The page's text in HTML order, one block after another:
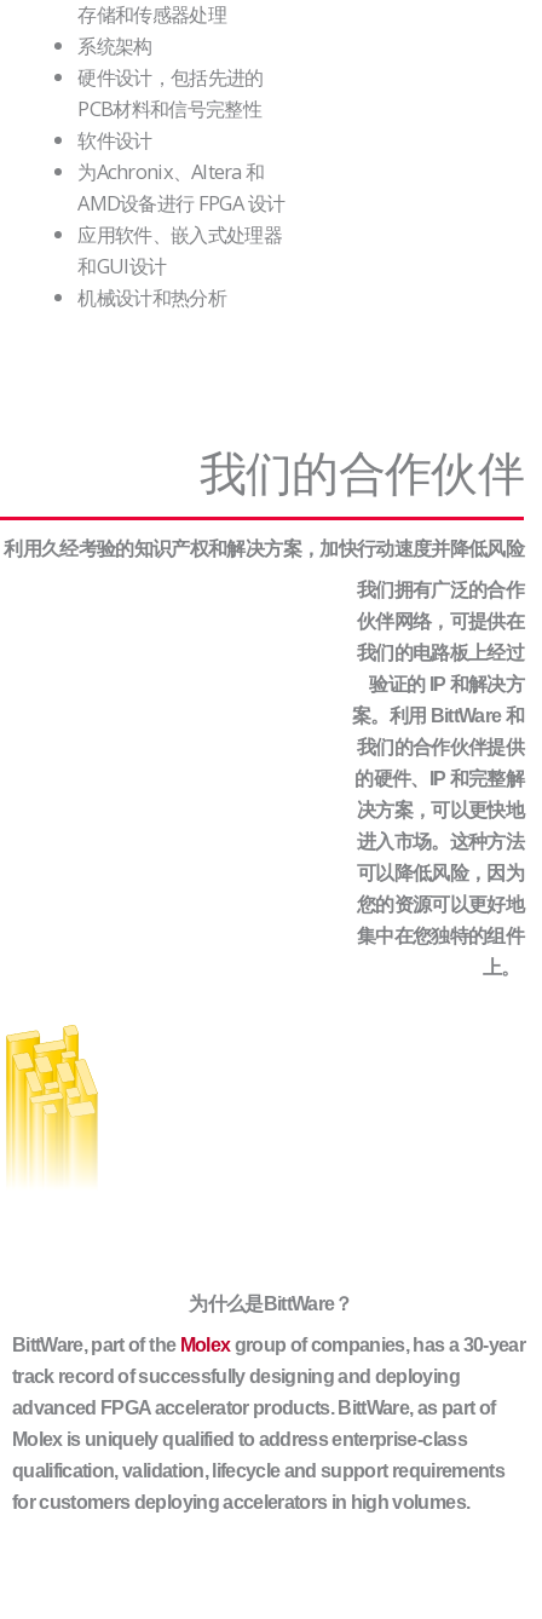
存储和传感器处理
系统架构
硬件设计，包括先进的
PCB材料和信号完整性
软件设计
为Achronix、Altera 和
AMD设备进行 FPGA 设计
应用软件、嵌入式处理器
和GUI设计
机械设计和热分析
我们的合作伙伴
利用久经考验的知识产权和解决方案，加快行动速度并降低风险
我们拥有广泛的合作
伙伴网络，可提供在
我们的电路板上经过
验证的 IP 和解决方
案。利用 BittWare 和
我们的合作伙伴提供
的硬件、IP 和完整解
决方案，可以更快地
进入市场。这种方法
可以降低风险，因为
您的资源可以更好地
集中在您独特的组件
上。
为什么是BittWare？
BittWare, part of the Molexgroup of companies, has a 30-year
track record of successfully designing and deploying
advanced FPGA accelerator products. BittWare, as part of
Molex is uniquely qualified to address enterprise-class
qualification, validation, lifecycle and support requirements
for customers deploying accelerators in high volumes.